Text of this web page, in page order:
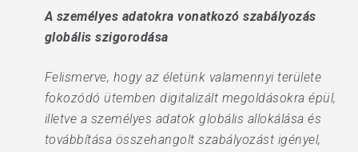
A személyes adatokra vonatkozó szabályozás
globális szigorodása
Felismerve, hogy az életünk valamennyi területe
fokozódó ütemben digitalizált megoldásokra épül,
illetve a személyes adatok globális allokálása és
továbbítása összehangolt szabályozást igényel,